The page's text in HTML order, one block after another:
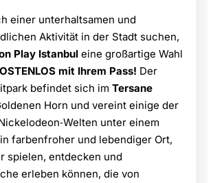
einer unterhaltsamen und
Aktivität in der Stadt suchen,
Play Istanbul eine großartige Wahl
mit Ihrem Pass! Der
befindet sich im Tersane
Horn und vereint einige der
unter einem
farbenfroher und lebendiger Ort,
spielen, entdecken und
erleben können, die von